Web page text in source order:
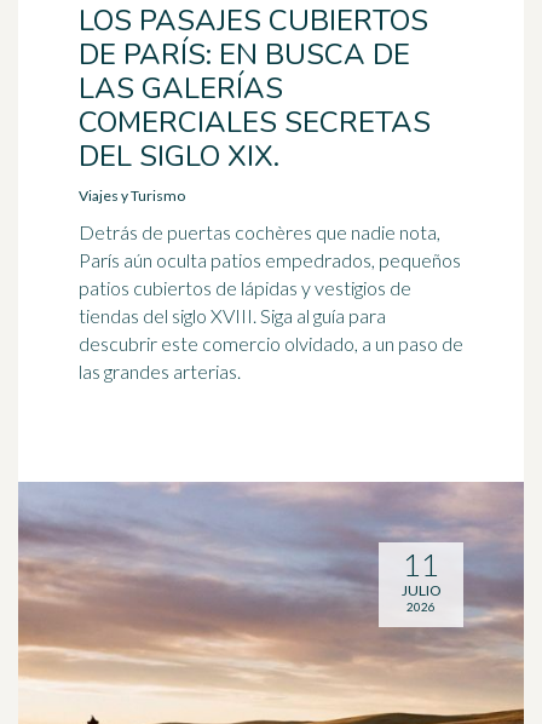
LOS PASAJES CUBIERTOS
DE PARÍS: EN BUSCA DE
LAS GALERÍAS
COMERCIALES SECRETAS
DEL SIGLO XIX.
Viajes y Turismo
Detrás de puertas cochères que nadie nota,
París aún oculta patios empedrados, pequeños
patios cubiertos de lápidas y vestigios de
tiendas del siglo XVIII. Siga al guía para
descubrir este comercio olvidado, a un paso de
las grandes arterias.
11
JULIO
2026